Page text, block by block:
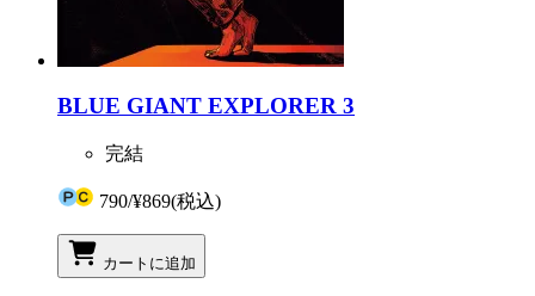
BLUE GIANT EXPLORER 3
完結
790/¥869(税込)
カートに追加